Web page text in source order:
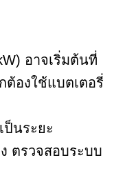
อาจเริ่มต้นที่
ต้องใช้แบตเตอรี่
ป็นระยะ
ตรวจสอบระบบ